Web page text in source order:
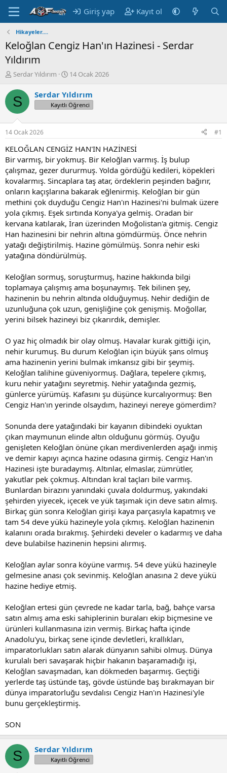
Giriş yap Kayıt ol
Hikayeler....
Keloğlan Cengiz Han'ın Hazinesi - Serdar
Yıldırım
K
n
u
u
B
a
ş
a
t
a
n
Serdar Yıldırım
B
ş
l
a
ı
ç
a
r
i
h
i
14 Ocak 2026
S Serdar Yıldırım
Kayıtlı Öğrenci
14 Ocak 2026 #1
KELOĞLAN CENGİZ HAN'IN HAZİNESİ
Bir varmış, bir yokmuş. Bir Keloğlan varmış. İş bulup
çalışmaz, gezer dururmuş. Yolda gördüğü kedileri, köpekleri
kovalarmış. Sincaplara taş atar, ördeklerin peşinden bağırır,
onların kaçışlarına bakarak eğlenirmiş. Keloğlan bir gün
methini çok duyduğu Cengiz Han'ın Hazinesi'ni bulmak üzere
yola çıkmış. Eşek sırtında Konya'ya gelmiş. Oradan bir
kervana katılarak, İran üzerinden Moğolistan'a gitmiş. Cengiz
Han hazinesini bir nehrin altına gömdürmüş. Önce nehrin
yatağı değiştirilmiş. Hazine gömülmüş. Sonra nehir eski
yatağına döndürülmüş.
Keloğlan sormuş, soruşturmuş, hazine hakkında bilgi
toplamaya çalışmış ama boşunaymış. Tek bilinen şey,
hazinenin bu nehrin altında olduğuymuş. Nehir dediğin de
uzunluğuna çok uzun, genişliğine çok genişmiş. Moğollar,
yerini bilsek hazineyi biz çıkarırdık, demişler.
O yaz hiç olmadık bir olay olmuş. Havalar kurak gittiği için,
nehir kurumuş. Bu durum Keloğlan için büyük şans olmuş
ama hazinenin yerini bulmak imkansız gibi bir şeymiş.
Keloğlan talihine güveniyormuş. Dağlara, tepelere çıkmış,
kuru nehir yatağını seyretmiş. Nehir yatağında gezmiş,
günlerce yürümüş. Kafasını şu düşünce kurcalıyormuş: Ben
Cengiz Han'ın yerinde olsaydım, hazineyi nereye gömerdim?
Sonunda dere yatağındaki bir kayanın dibindeki oyuktan
çıkan maymunun elinde altın olduğunu görmüş. Oyuğu
genişleten Keloğlan önüne çıkan merdivenlerden aşağı inmiş
ve demir kapıyı açınca hazine odasına girmiş. Cengiz Han'ın
Hazinesi işte buradaymış. Altınlar, elmaslar, zümrütler,
yakutlar pek çokmuş. Altından kral taçları bile varmış.
Bunlardan birazını yanındaki çuvala doldurmuş, yakındaki
şehirden yiyecek, içecek ve yük taşımak için deve satın almış.
Birkaç gün sonra Keloğlan girişi kaya parçasıyla kapatmış ve
tam 54 deve yükü hazineyle yola çıkmış. Keloğlan hazinenin
kalanını orada bırakmış. Şehirdeki develer o kadarmış ve daha
deve bulabilse hazinenin hepsini alırmış.
Keloğlan aylar sonra köyüne varmış. 54 deve yükü hazineyle
gelmesine anası çok sevinmiş. Keloğlan anasına 2 deve yükü
hazine hediye etmiş.
Keloğlan ertesi gün çevrede ne kadar tarla, bağ, bahçe varsa
satın almış ama eski sahiplerinin buraları ekip biçmesine ve
ürünleri kullanmasına izin vermiş. Birkaç hafta içinde
Anadolu'yu, birkaç sene içinde devletleri, krallıkları,
imparatorlukları satın alarak dünyanın sahibi olmuş. Dünya
kurulalı beri savaşarak hiçbir hakanın başaramadığı işi,
Keloğlan savaşmadan, kan dökmeden başarmış. Geçtiği
yerlerde taş üstünde taş, gövde üstünde baş bırakmayan bir
dünya imparatorluğu sevdalısı Cengiz Han'ın Hazinesi'yle
bunu gerçekleştirmiş.
SON
S Serdar Yıldırım
Kayıtlı Öğrenci